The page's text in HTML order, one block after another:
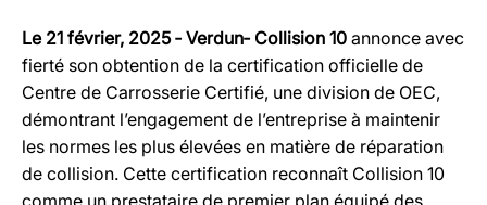
Le 21 février, 2025 ‐ Verdun‐ Collision 10 annonce avec
fierté son obtention de la certification officielle de
Centre de Carrosserie Certifié, une division de OEC,
démontrant l’engagement de l’entreprise à maintenir
les normes les plus élevées en matière de réparation
de collision. Cette certification reconnaît Collision 10
comme un prestataire de premier plan équipé des